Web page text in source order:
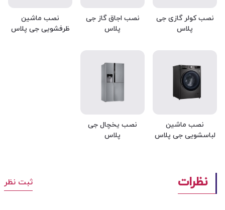
نصب کولر گازی جی
پلاس
نصب اجاق گاز جی
پلاس
نصب ماشین
ظرفشویی جی پلاس
نصب ماشین
لباسشویی جی پلاس
نصب یخچال جی
پلاس
نظرات ثبت نظر